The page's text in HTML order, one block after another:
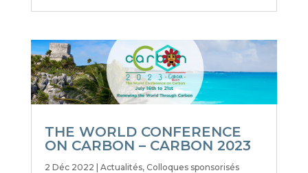
THE WORLD CONFERENCE
ON CARBON – CARBON 2023
2 Déc 2022 | Actualités, Colloques sponsorisés